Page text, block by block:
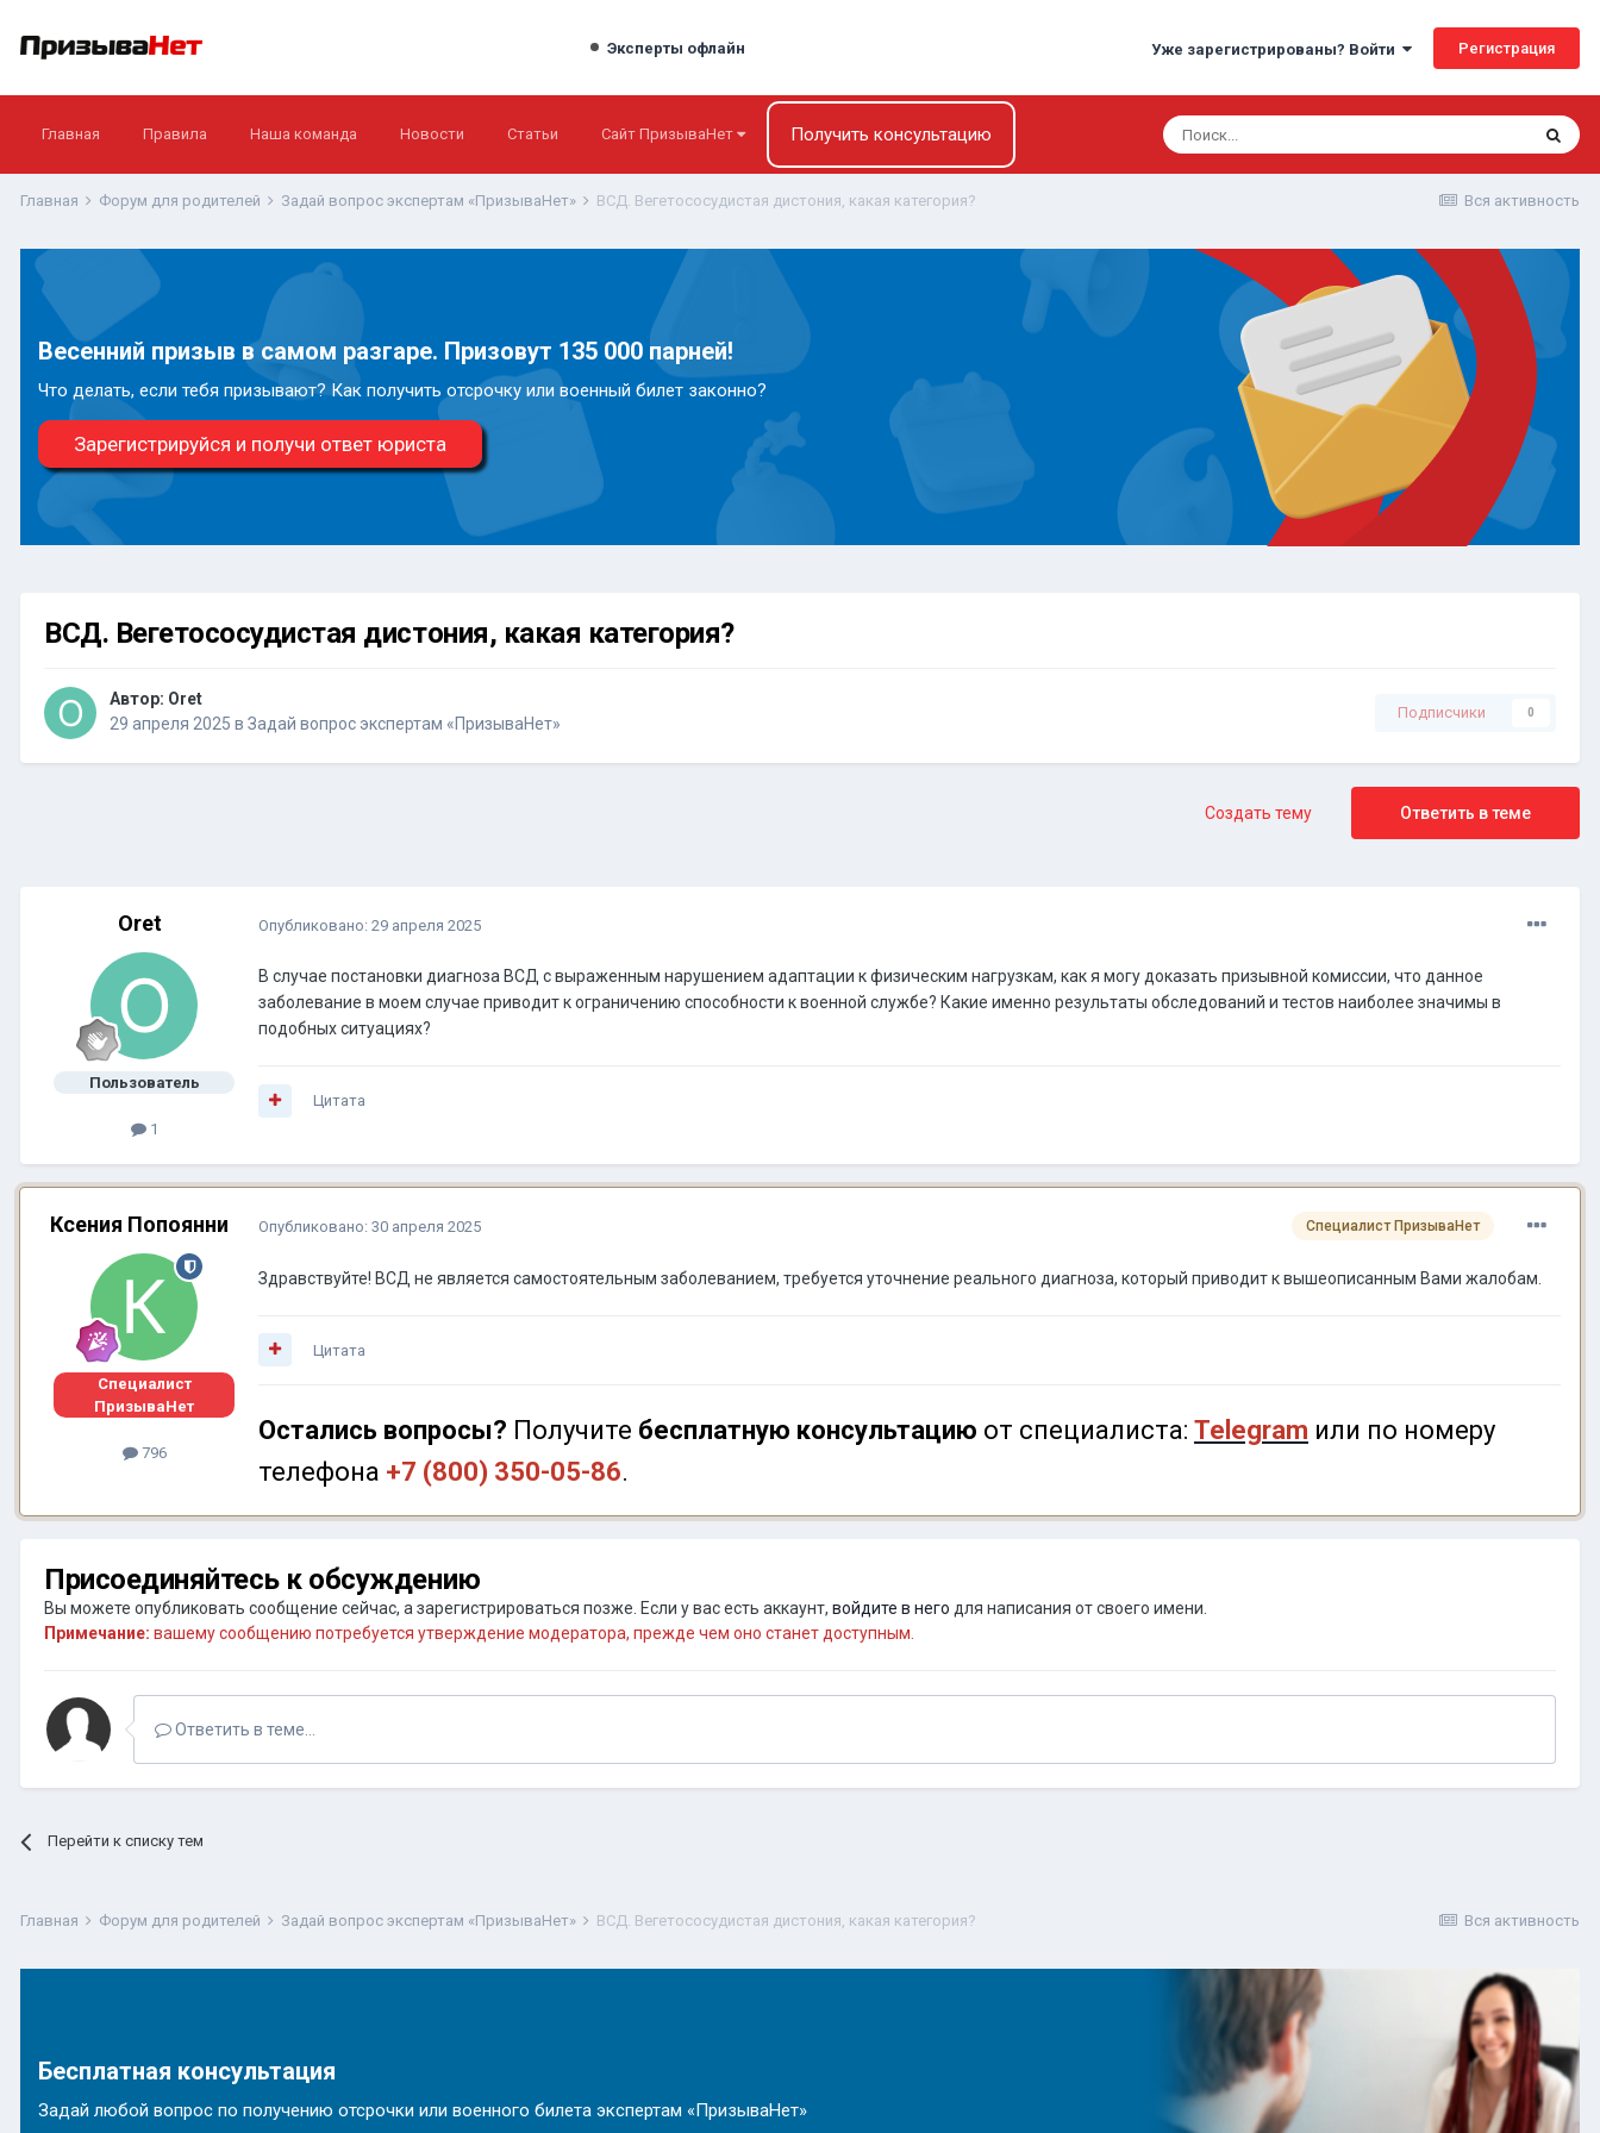
Эксперты офлайн Уже зарегистрированы? Войти Регистрация
Главная Правила Наша команда Новости Статьи Сайт ПризываНет Получить консультацию
Вся активность
Главная Форум для родителей Задай вопрос экспертам «ПризываНет» ВСД. Вегетососудистая дистония, какая категория?
Весенний призыв в самом разгаре. Призовут 135 000 парней!
Что делать, если тебя призывают? Как получить отсрочку или военный билет законно?
Зарегистрируйся и получи ответ юриста
ВСД. Вегетососудистая дистония, какая категория?
Автор: Oret
29 апреля 2025 в Задай вопрос экспертам «ПризываНет»
Подписчики 0
Ответить в теме
Создать тему
Oret
Пользователь
1
Опубликовано: 29 апреля 2025
В случае постановки диагноза ВСД с выраженным нарушением адаптации к физическим нагрузкам, как я могу доказать призывной комиссии, что данное
заболевание в моем случае приводит к ограничению способности к военной службе? Какие именно результаты обследований и тестов наиболее значимы в
подобных ситуациях?
Цитата
Ксения Попоянни
Специалист
ПризываНет
796
Специалист ПризываНет
Опубликовано: 30 апреля 2025
Здравствуйте! ВСД не является самостоятельным заболеванием, требуется уточнение реального диагноза, который приводит к вышеописанным Вами жалобам.
Цитата
Остались вопросы? Получите бесплатную консультацию от специалиста: Telegram или по номеру
телефона +7 (800) 350-05-86.
Присоединяйтесь к обсуждению
Вы можете опубликовать сообщение сейчас, а зарегистрироваться позже. Если у вас есть аккаунт, войдите в него для написания от своего имени.
Примечание: вашему сообщению потребуется утверждение модератора, прежде чем оно станет доступным.
Ответить в теме...
Перейти к списку тем
Вся активность
Главная Форум для родителей Задай вопрос экспертам «ПризываНет» ВСД. Вегетососудистая дистония, какая категория?
Бесплатная консультация
Задай любой вопрос по получению отсрочки или военного билета экспертам «ПризываНет»